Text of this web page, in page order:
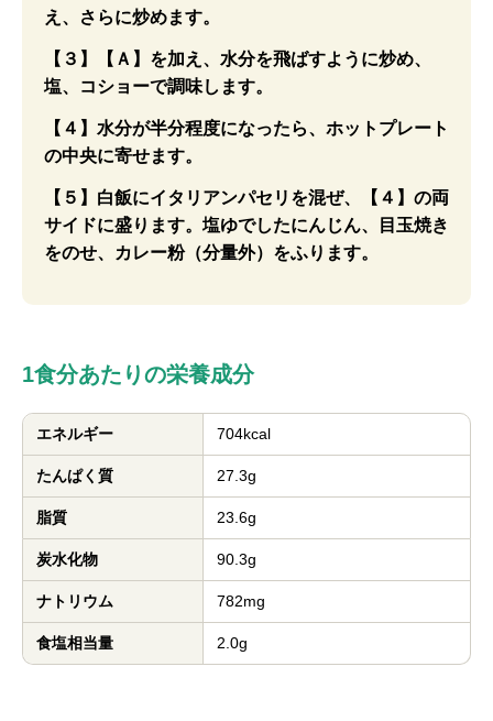
え、さらに炒めます。
【３】【Ａ】を加え、水分を飛ばすように炒め、
塩、コショーで調味します。
【４】水分が半分程度になったら、ホットプレート
の中央に寄せます。
【５】白飯にイタリアンパセリを混ぜ、【４】の両
サイドに盛ります。塩ゆでしたにんじん、目玉焼き
をのせ、カレー粉（分量外）をふります。
1食分あたりの栄養成分
エネルギー 704kcal
たんぱく質 27.3g
脂質 23.6g
炭水化物 90.3g
ナトリウム 782mg
食塩相当量 2.0g